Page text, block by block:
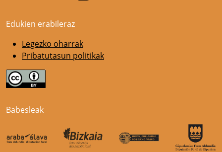
Edukien erabileraz
Legezko oharrak
Pribatutasun politikak
Babesleak